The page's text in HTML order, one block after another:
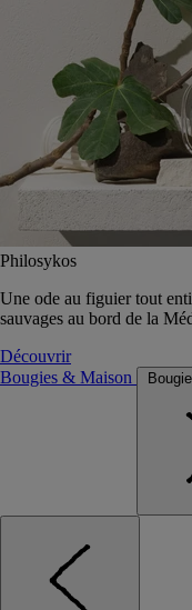
Philosykos
Une ode au figuier tout
sauvages au bord de la
Découvrir
Bougies & Maison